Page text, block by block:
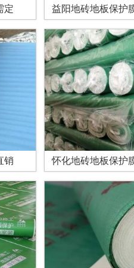
定 益阳地砖地板保护
销 怀化地砖地板保护